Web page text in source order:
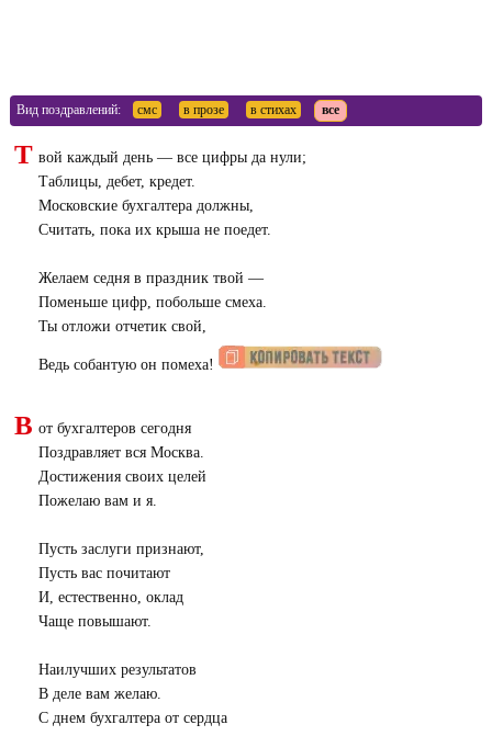
Вид поздравлений: смс в прозе в стихах все
Т вой каждый день — все цифры да нули;
Таблицы, дебет, кредет.
Московские бухгалтера должны,
Считать, пока их крыша не поедет.
Желаем седня в праздник твой —
Поменьше цифр, побольше смеха.
Ты отложи отчетик свой,
Ведь собантую он помеха!
В от бухгалтеров сегодня
Поздравляет вся Москва.
Достижения своих целей
Пожелаю вам и я.
Пусть заслуги признают,
Пусть вас почитают
И, естественно, оклад
Чаще повышают.
Наилучших результатов
В деле вам желаю.
С днем бухгалтера от сердца